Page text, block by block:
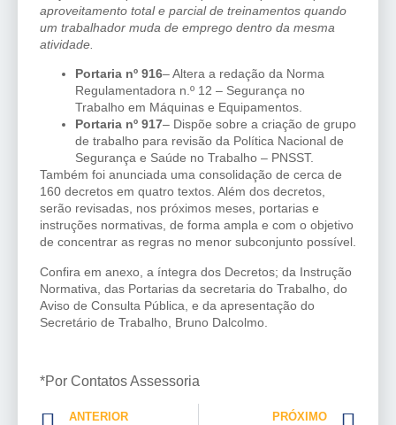
aproveitamento total e parcial de treinamentos quando
um trabalhador muda de emprego dentro da mesma
atividade.
Portaria nº 916– Altera a redação da Norma
Regulamentadora n.º 12 – Segurança no
Trabalho em Máquinas e Equipamentos.
Portaria nº 917– Dispõe sobre a criação de grupo
de trabalho para revisão da Política Nacional de
Segurança e Saúde no Trabalho – PNSST.
Também foi anunciada uma consolidação de cerca de
160 decretos em quatro textos. Além dos decretos,
serão revisadas, nos próximos meses, portarias e
instruções normativas, de forma ampla e com o objetivo
de concentrar as regras no menor subconjunto possível.
Confira em anexo, a íntegra dos Decretos; da Instrução
Normativa, das Portarias da secretaria do Trabalho, do
Aviso de Consulta Pública, e da apresentação do
Secretário de Trabalho, Bruno Dalcolmo.
*Por Contatos Assessoria
ANTERIOR PRÓXIMO